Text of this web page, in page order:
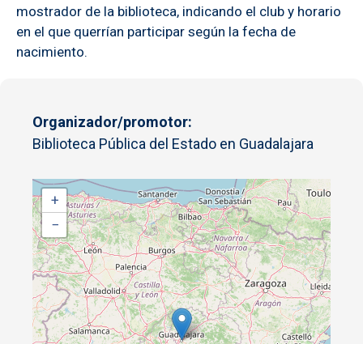
mostrador de la biblioteca, indicando el club y horario
en el que querrían participar según la fecha de
nacimiento.
Organizador/promotor
Biblioteca Pública del Estado en Guadalajara
+
−